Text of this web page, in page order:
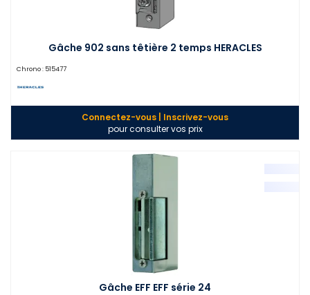
Gâche 902 sans têtière 2 temps HERACLES
Chrono : 515477
Connectez-vous | Inscrivez-vous
pour consulter vos prix
Gâche EFF EFF série 24